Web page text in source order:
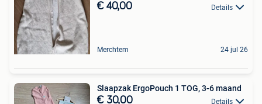
€ 40,00 Details
Merchtem 24 jul 26
Slaapzak ErgoPouch 1 TOG, 3-6 maand
€ 30,00 Details